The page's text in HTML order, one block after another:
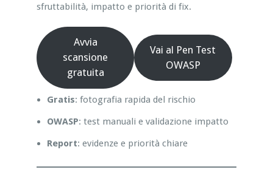
sfruttabilità, impatto e priorità di fix.
Avvia
scansione
gratuita
Vai al Pen Test
OWASP
Gratis: fotografia rapida del rischio
OWASP: test manuali e validazione impatto
Report: evidenze e priorità chiare